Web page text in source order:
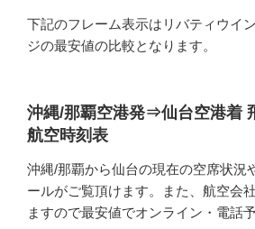
下記のフレーム表示はリバティウイ
ジの最安値の比較となります。
沖縄/那覇空港発⇒仙台空港着
航空時刻表
沖縄/那覇から仙台の現在の空席状況
ールがご覧頂けます。また、航空会
ますので最安値でオンライン・電話